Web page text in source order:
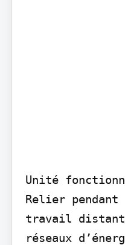
Unité
Relier pendant
travail distant
réseaux